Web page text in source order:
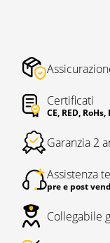
Certificati
CE, RED, RoHs,
Garanzia 2
Assistenza
pre e post
Collegabile